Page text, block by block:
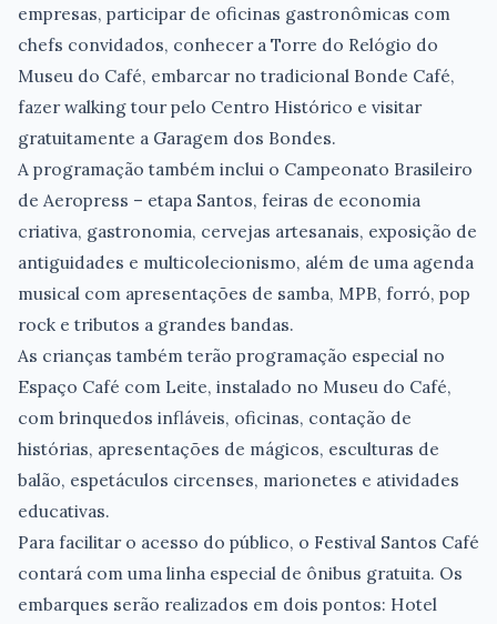
empresas, participar de oficinas gastronômicas com
chefs convidados, conhecer a Torre do Relógio do
Museu do Café, embarcar no tradicional Bonde Café,
fazer walking tour pelo Centro Histórico e visitar
gratuitamente a Garagem dos Bondes.
A programação também inclui o Campeonato Brasileiro
de Aeropress – etapa Santos, feiras de economia
criativa, gastronomia, cervejas artesanais, exposição de
antiguidades e multicolecionismo, além de uma agenda
musical com apresentações de samba, MPB, forró, pop
rock e tributos a grandes bandas.
As crianças também terão programação especial no
Espaço Café com Leite, instalado no Museu do Café,
com brinquedos infláveis, oficinas, contação de
histórias, apresentações de mágicos, esculturas de
balão, espetáculos circenses, marionetes e atividades
educativas.
Para facilitar o acesso do público, o Festival Santos Café
contará com uma linha especial de ônibus gratuita. Os
embarques serão realizados em dois pontos: Hotel